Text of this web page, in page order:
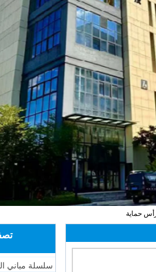
حماية
سلسلة مباني